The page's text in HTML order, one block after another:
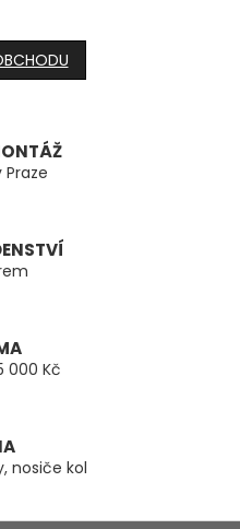
000 Kč
nosiče kol